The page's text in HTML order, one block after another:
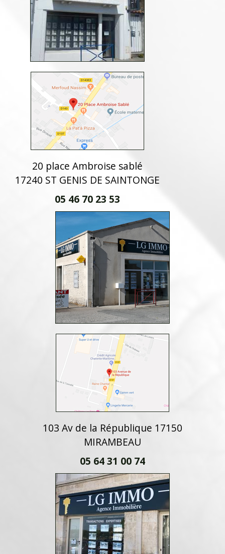
20 place Ambroise sablé
17240 ST GENIS DE SAINTONGE
05 46 70 23 53
103 Av de la République 17150
MIRAMBEAU
05 64 31 00 74